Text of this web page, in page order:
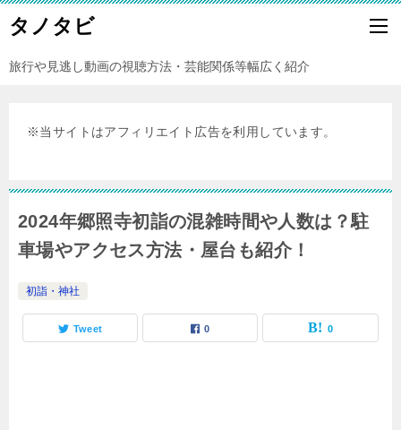
タノタビ
旅行や見逃し動画の視聴方法・芸能関係等幅広く紹介
※当サイトはアフィリエイト広告を利用しています。
2024年郷照寺初詣の混雑時間や人数は？駐
車場やアクセス方法・屋台も紹介！
初詣・神社
Tweet 0 0